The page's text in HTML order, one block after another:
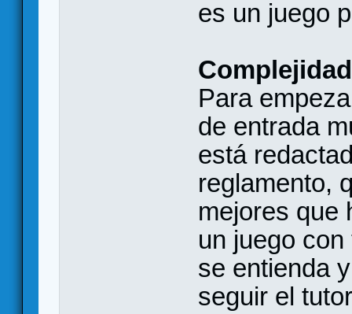
es un juego
Complejidad
Para
de entrada
está
reglamento,
mejores que
un juego
se entienda
seguir el